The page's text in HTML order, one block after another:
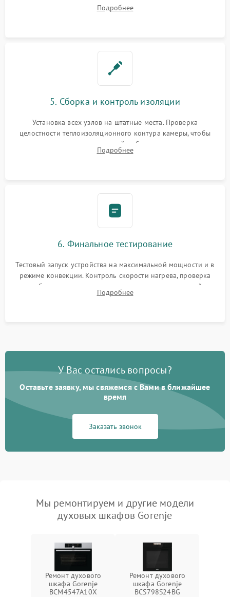
выгоревших реле, восстановление контактов и замена
Подробнее
5. Сборка и контроль изоляции
Установка всех узлов на штатные места. Проверка
целостности теплоизоляционного контура камеры, чтобы
исключить перегрев кухонной мебели и потерю тепла.
Надежная фиксация клемм и сборка корпуса шкафа.
Подробнее
6. Финальное тестирование
Тестовый запуск устройства на максимальной мощности и в
режиме конвекции. Контроль скорости нагрева, проверка
срабатывания термостата при достижении заданной
температуры и тест на отсутствие утечек тока.
Подробнее
У Вас остались вопросы?
Оставьте заявку, мы свяжемся с Вами в ближайшее
время
Заказать звонок
Мы ремонтируем и другие модели
духовых шкафов Gorenje
Ремонт духового
шкафа Gorenje
BCM4547A10X
Ремонт духового
шкафа Gorenje
BCS798S24BG